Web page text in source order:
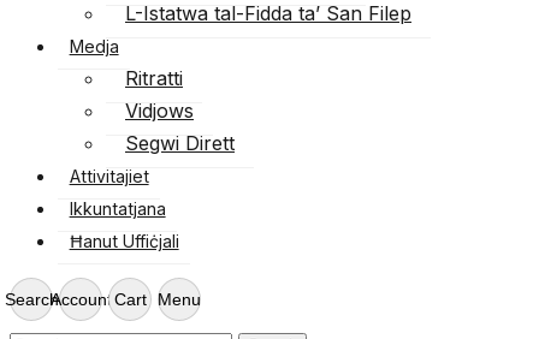
L-Istatwa tal-Fidda ta’ San Filep
Medja
Ritratti
Vidjows
Segwi Dirett
Attivitajiet
Ikkuntatjana
Ħanut Uffiċjali
SearchAccount Cart Menu